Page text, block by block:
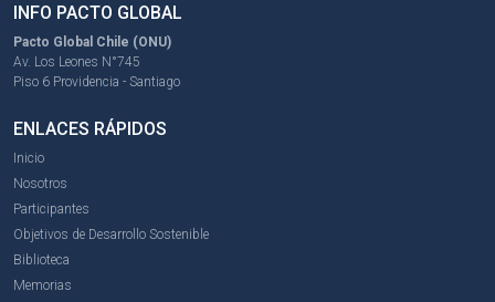
INFO PACTO GLOBAL
Pacto Global Chile (ONU)
Av. Los Leones N°745
Piso 6 Providencia - Santiago
ENLACES RÁPIDOS
Inicio
Nosotros
Participantes
Objetivos de Desarrollo Sostenible
Biblioteca
Memorias